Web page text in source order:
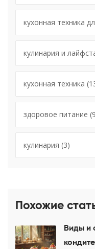
кухонная техника
кулинария и
кухонная техника
здоровое питание
кулинария (3)
Похожие
Виды и